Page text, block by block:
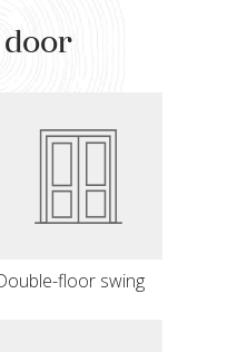
door
floor swing